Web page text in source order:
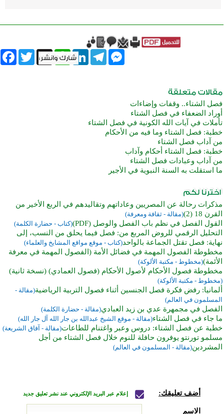
Twitter X
WhatsAppLinkedInTelegram
Messenger
فصل الشتاء.. وقفات وإضاءات
أوراد الضعفاء في فصل الشتاء
تأملات في آيات الله الكونية في فصل الشتاء
خطبة: فصل الشتاء وما فيه من الأحكام
من آداب فصل الشتاء
خطبة: فصل الشتاء أحكام وآداب
من آداب وعبادات فصل الشتاء
ما استقلت به السنة النبوية في الأجير
مذكرات رحالة عن المصريين وعاداتهم وتقاليدهم في الربع الأخير من
القرن 18 (2)
(مقالة - ثقافة ومعرفة)
القول الفصل في نظم باب الفصل والوصل (PDF) (كتاب - حضارة الكلمة)
التحليل الرقمي للروض المربع من: فصل فيما يحلق من النسب، إلى
نهاية: فصل تقتل الجماعة بالواحد(كتاب - موقع مواقع المشايخ والعلماء)
مخطوطة الفصول المهمة في فضائل الأمة (الفصول المهمة في معرفة
الأئمة)(مخطوط - مكتبة الألوكة)
مخطوطة فصول الأحكام لأصول الأحكام (فصول العمادي) (نسخة ثانية)
(مخطوط - مكتبة الألوكة)
ألمانيا: رفض فكرة فصل الجنسين أثناء فصول التربية الرياضية(مقالة -
المسلمون في العالم)
الفصل في مجمهرة عدي بن زيد العبادي(مقالة - حضارة الكلمة)
ما جاء في فصل الشتاء(مقالة - موقع الشيخ عبدالله بن جار الله آل جار الله)
خطبة عن فصل الشتاء: دروس وعبر واغتنام للطاعات(مقالة - آفاق الشريعة)
مسلمو تورنتو يوفرون حافلة للنوم خلال فصل الشتاء من أجل
المشردين(مقالة - المسلمون في العالم)
أضف تعليقك: إعلام عبر البريد الإلكتروني عند نشر تعليق جديد
الاسم